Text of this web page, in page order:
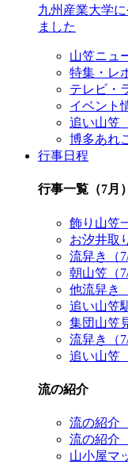
九州産業大学
ました
山笠ニュ
特集・レ
テレビ・
イベント
追い山笠
博多あれ
行事日程
行事一覧（7月）
飾り山笠
お汐井取
流舁き（7/
朝山笠（
他流舁き
追い山笠
集団山笠
流舁き（7/
追い山笠
流の紹介
流の紹介
流の紹介
山小屋マ